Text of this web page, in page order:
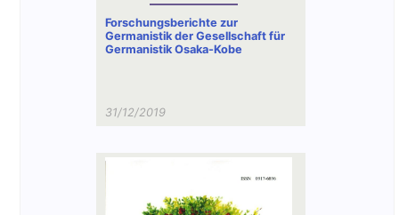
Forschungsberichte zur
Germanistik der Gesellschaft für
Germanistik Osaka-Kobe
31/12/2019